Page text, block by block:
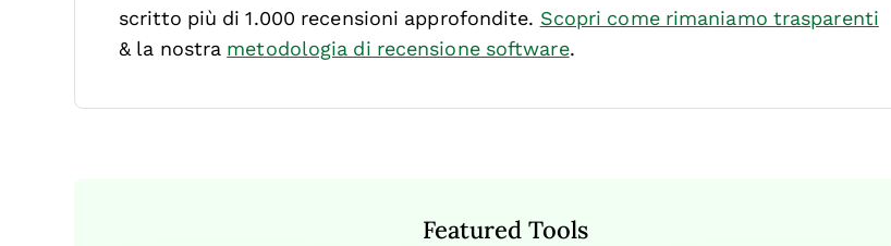
scritto più di 1.000 recensioni approfondite. Scopri come rimaniamo trasparenti
& la nostra metodologia di recensione software.
Featured Tools